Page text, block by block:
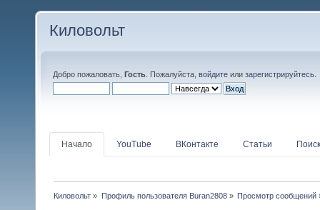
Киловольт
Добро пожаловать, Гость . Пожалуйста, войдите или зарегистрируйтесь
Начало YouTube ВКонтакте Статьи Поиск
Киловольт » Профиль пользователя Buran2808» Просмотр сообщений